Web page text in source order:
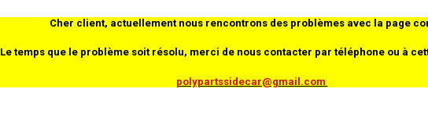
Cher client, actuellement nous rencontrons des problèmes avec la page
Le temps que le problème soit résolu, merci de nous contacter par téléphone ou à
polypartssidecar@gmail.com